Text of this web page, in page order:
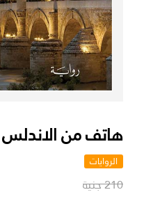
هاتف من الاندلس
الروايات
210 جنية